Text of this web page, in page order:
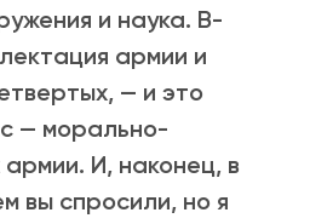
и наука. В-
армии и
— и это
— морально-
И, наконец, в
вы спросили, но я